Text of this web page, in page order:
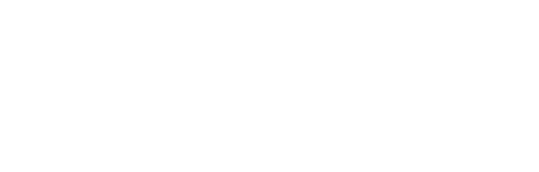
эзлэн авах гэдэг нь хоосон хэллэг үү?
вэ? Эдгээр үгийг хэлэх Түүний зорилго юу вэ?